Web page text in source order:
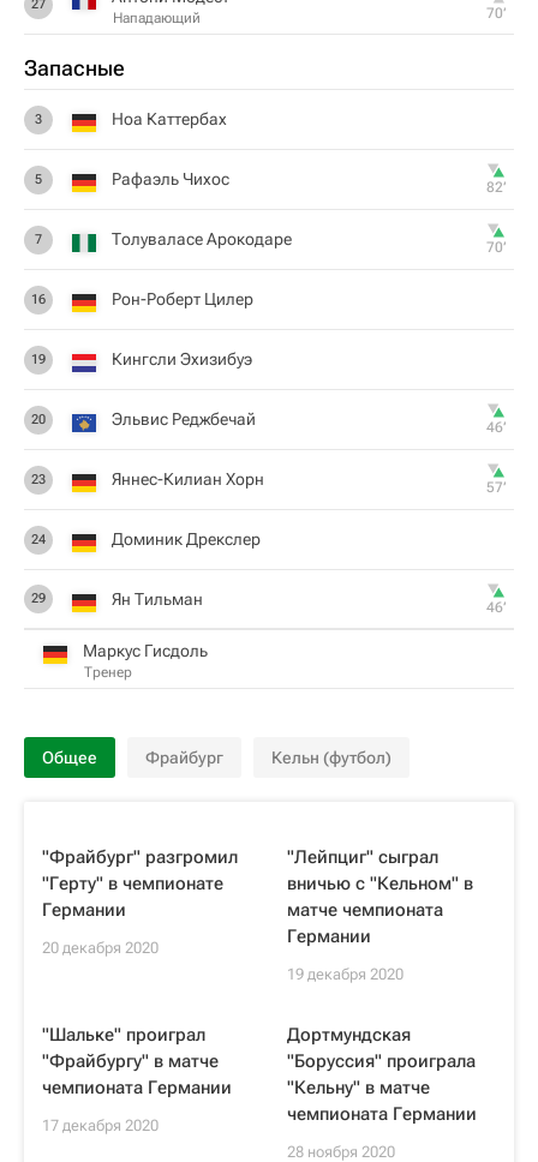
27
Нападающий 70‎’‎
Запасные
3 Ноа Каттербах
5 Рафаэль Чихос 82‎’‎
7 Толуваласе Арокодаре 70‎’‎
16 Рон-Роберт Цилер
19 Кингсли Эхизибуэ
20 Эльвис Реджбечай 46‎’‎
23 Яннес-Килиан Хорн 57‎’‎
24 Доминик Дрекслер
29 Ян Тильман 46‎’‎
Маркус Гисдоль
Тренер
Общее Фрайбург Кельн (футбол)
"Фрайбург" разгромил
"Герту" в чемпионате
Германии
20 декабря 2020
"Лейпциг" сыграл
вничью с "Кельном" в
матче чемпионата
Германии
19 декабря 2020
"Шальке" проиграл
"Фрайбургу" в матче
чемпионата Германии
17 декабря 2020
Дортмундская
"Боруссия" проиграла
"Кельну" в матче
чемпионата Германии
28 ноября 2020